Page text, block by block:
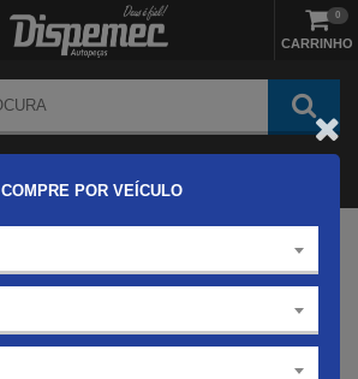
CARRINHO
0
COMPRE POR VEÍCULO